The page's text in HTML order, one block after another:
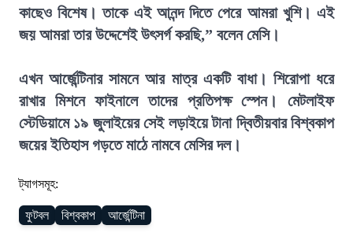
কাছেও বিশেষ। তাকে এই আনন্দ দিতে পেরে আমরা খুশি। এই
জয় আমরা তার উদ্দেশেই উৎসর্গ করছি,” বলেন মেসি।
এখন আর্জেন্টিনার সামনে আর মাত্র একটি বাধা। শিরোপা ধরে
রাখার মিশনে ফাইনালে তাদের প্রতিপক্ষ স্পেন। মেটলাইফ
স্টেডিয়ামে ১৯ জুলাইয়ের সেই লড়াইয়ে টানা দ্বিতীয়বার বিশ্বকাপ
জয়ের ইতিহাস গড়তে মাঠে নামবে মেসির দল।
ট্যাগসমূহ:
ফুটবল বিশ্বকাপ আর্জেন্টিনা